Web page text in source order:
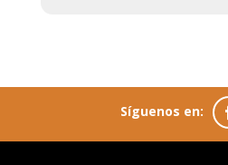
Síguenos en: